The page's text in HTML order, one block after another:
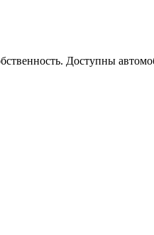
Доступны